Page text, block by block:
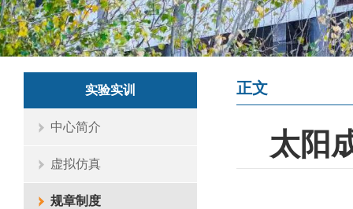
实验实训
中心简介
虚拟仿真
规章制度
正文
太阳